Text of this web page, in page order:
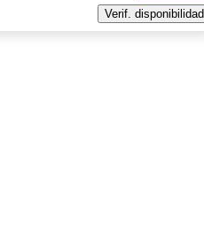
Verif. disponibilidad